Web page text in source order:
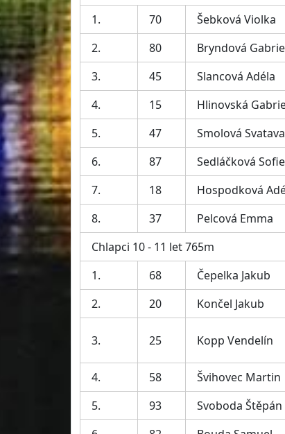
1.
70 Šebková Violka
2.
80 Bryndová
3.
45 Slancová Adéla
4.
15 Hlinovská
5.
47 Smolová Svatava
6.
87 Sedláčková Sofie
7.
18 Hospodková
8.
37 Pelcová Emma
Chlapci 10 - 11 let 765m
1.
68 Čepelka Jakub
2.
20 Končel Jakub
3. 25 Kopp Vendelín
4. 58 Švihovec Martin
5.
93 Svoboda Štěpán